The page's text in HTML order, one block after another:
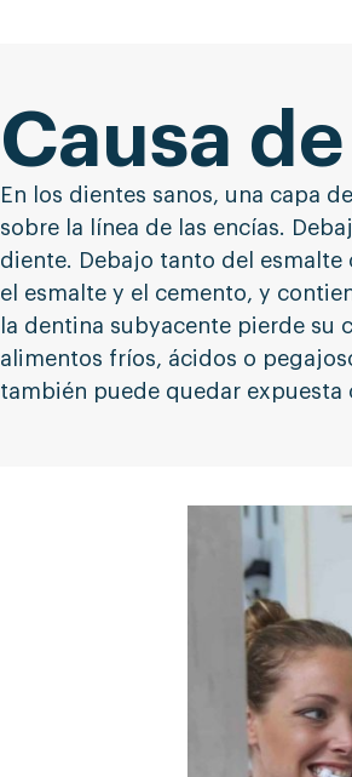
Causa
En los dientes sanos, una capa
sobre la línea de las encías.
diente. Debajo tanto del esmalte
el esmalte y el cemento, y
la dentina subyacente pierde su
alimentos fríos, ácidos o
también puede quedar expuesta